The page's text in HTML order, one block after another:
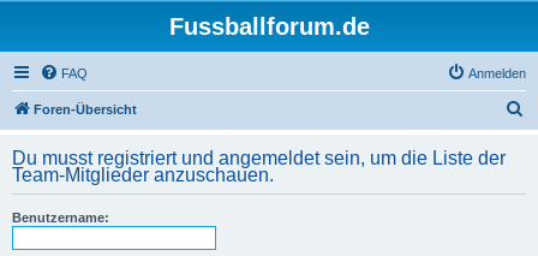
Fussballforum.de
FAQ Anmelden
Foren-Übersicht
h
Du musst registriert und angemeldet sein, um die Liste der
Team-Mitglieder anzuschauen.
Benutzername: